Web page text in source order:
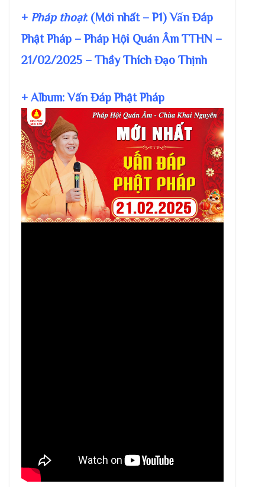
+ Pháp thoại: (Mới nhất – P1) Vấn Đáp
Phật Pháp – Pháp Hội Quán Âm TTHN –
21/02/2025 – Thầy Thích Đạo Thịnh
+ Album: Vấn Đáp Phật Pháp